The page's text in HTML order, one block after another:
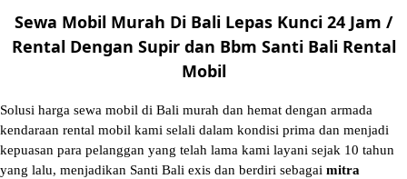
Sewa Mobil Murah Di Bali Lepas Kunci 24 Jam /
Rental Dengan Supir dan Bbm Santi Bali Rental
Mobil
Solusi harga sewa mobil di Bali murah dan hemat dengan armada
kendaraan rental mobil kami selali dalam kondisi prima dan menjadi
kepuasan para pelanggan yang telah lama kami layani sejak 10 tahun
yang lalu, menjadikan Santi Bali exis dan berdiri sebagai mitra